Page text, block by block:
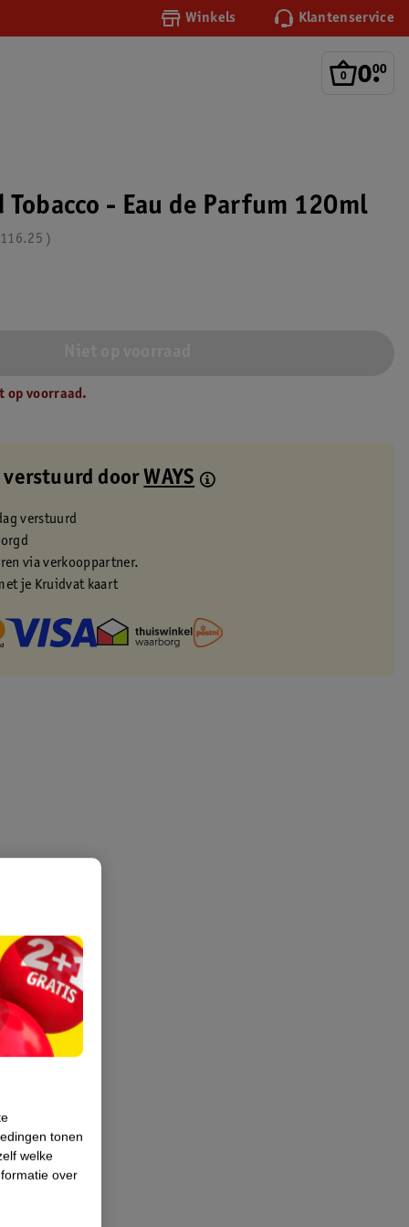
Winkels Klantenservice
0.
00
Tobacco - Eau de Parfum 120ml
op voorraad.
verstuurd door WAYS
verstuurd
via verkooppartner.
je Kruidvat kaart
tonen
welke
over